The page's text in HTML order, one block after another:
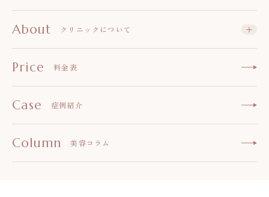
About クリニックについて
Price 料金表
Case 症例紹介
Column 美容コラム